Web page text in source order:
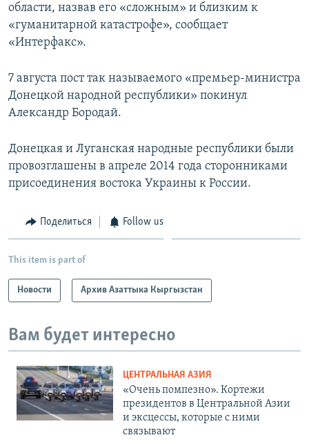
области, назвав его «сложным» и близким к
«гуманитарной катастрофе», сообщает
«Интерфакс».
7 августа пост так называемого «премьер-министра
Донецкой народной республики» покинул
Александр Бородай.
Донецкая и Луганская народные республики были
провозглашены в апреле 2014 года сторонниками
присоединения востока Украины к России.
Поделиться Follow us
This item is part of
Новости Архив Азаттыка Кыргызстан
Вам будет интересно
ЦЕНТРАЛЬНАЯ АЗИЯ
«Очень помпезно». Кортежи
президентов в Центральной Азии
и эксцессы, которые с ними
связывают